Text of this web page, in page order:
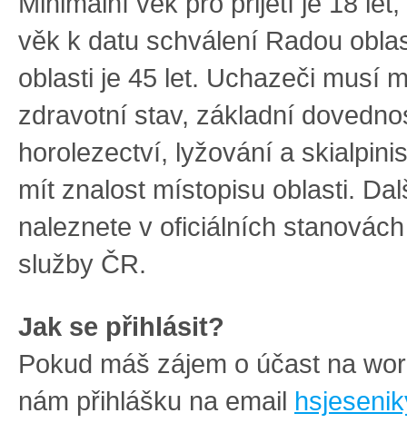
věk k datu schválení Radou
oblasti je 45 let. Uchazeči musí
zdravotní stav, základní
horolezectví, lyžování a
mít znalost místopisu oblasti.
naleznete v oficiálních
služby ČR.
Jak se přihlásit?
Pokud máš zájem o účast na
nám přihlášku na email